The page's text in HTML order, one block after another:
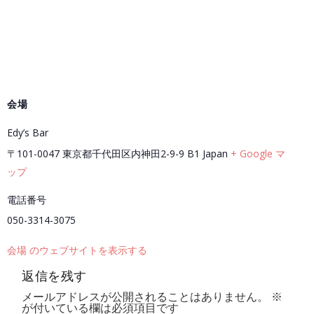
会場
Edy’s Bar
〒101-0047 東京都千代田区内神田2-9-9 B1 Japan + Google マ
ップ
電話番号
050-3314-3075
会場 のウェブサイトを表示する
返信を残す
メールアドレスが公開されることはありません。 ※
が付いている欄は必須項目です